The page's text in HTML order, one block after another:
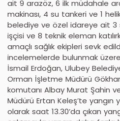
ait 9 arazöz, 6 ilk müdahale
makinası, 4 su tankeri ve 1
belediye ve özel idareye ait 3
işçisi ve 8 teknik eleman
amaçlı sağlık ekipleri sevk
incelemelerde bulunmak
İsmail Erdoğan, Ulubey
Orman İşletme Müdürü
komutanı Albay Murat Şahin
Müdürü Ertan Keleş’te yangın
olarak saat 13.30’da çıkan